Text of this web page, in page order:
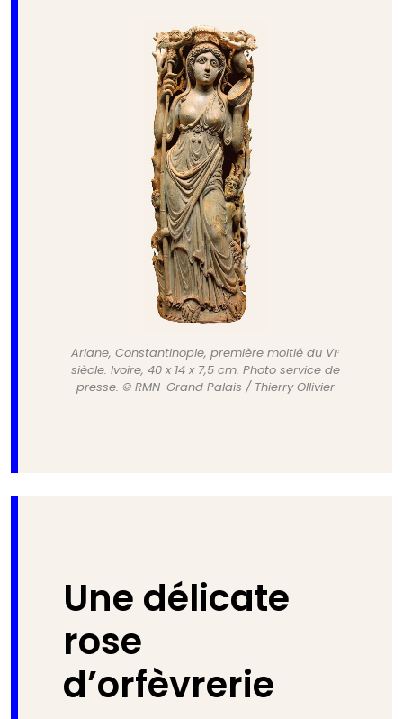
Ariane, Constantinople, première moitié du VIᵉ
siècle. Ivoire, 40 x 14 x 7,5 cm. Photo service de
presse. © RMN-Grand Palais / Thierry Ollivier
Une délicate
rose
d’orfèvrerie